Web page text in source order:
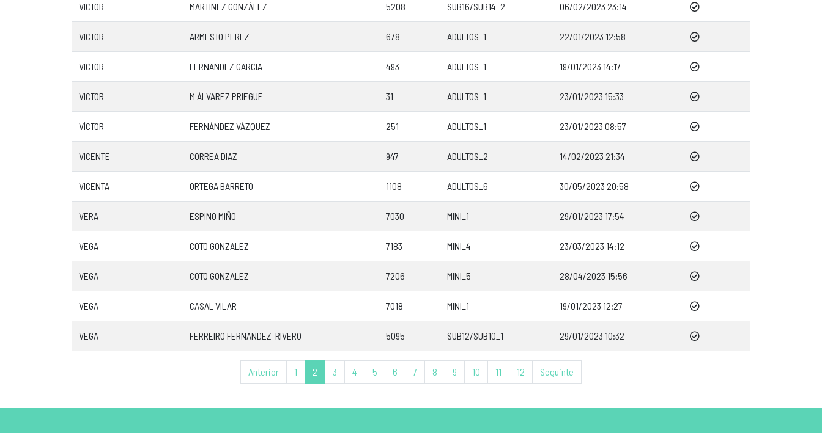
VICTOR MARTINEZ GONZÁLEZ 5208 SUB16/SUB14_2 06/02/2023 23:14
VICTOR ARMESTO PEREZ 678 ADULTOS_1 22/01/2023 12:58
VICTOR FERNANDEZ GARCIA 493 ADULTOS_1 19/01/2023 14:17
VICTOR M ÁLVAREZ PRIEGUE 31 ADULTOS_1 23/01/2023 15:33
VÍCTOR FERNÁNDEZ VÁZQUEZ 251 ADULTOS_1 23/01/2023 08:57
VICENTE CORREA DIAZ 947 ADULTOS_2 14/02/2023 21:34
VICENTA ORTEGA BARRETO 1108 ADULTOS_6 30/05/2023 20:58
VERA ESPINO MIÑO 7030 MINI_1 29/01/2023 17:54
VEGA COTO GONZALEZ 7183 MINI_4 23/03/2023 14:12
VEGA COTO GONZALEZ 7206 MINI_5 28/04/2023 15:56
VEGA CASAL VILAR 7018 MINI_1 19/01/2023 12:27
VEGA FERREIRO FERNANDEZ-RIVERO 5095 SUB12/SUB10_1 29/01/2023 10:32
Anterior 1 2 3 4 5 6 7 8 9 10 11 12 Seguinte